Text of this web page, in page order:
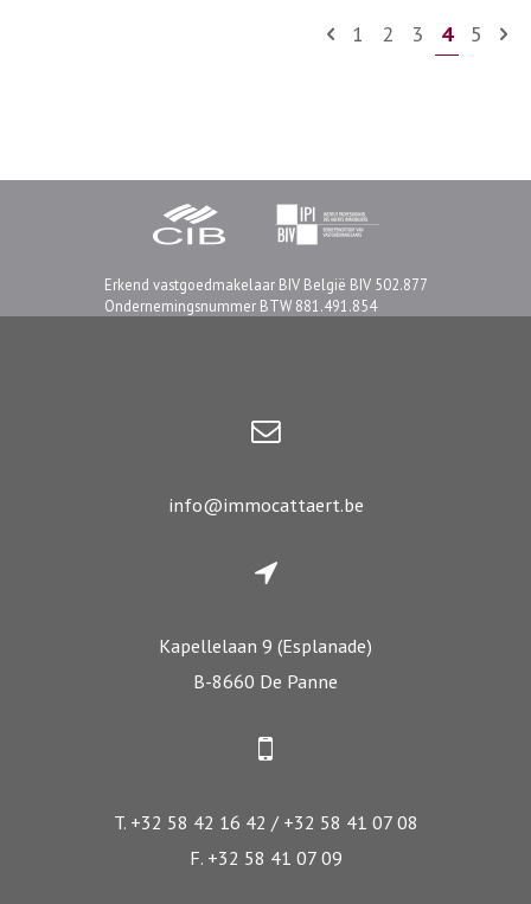
1 2 3 4 5
Erkend vastgoedmakelaar BIV België BIV 502.877
Ondernemingsnummer BTW 881.491.854
info@immocattaert.be
Kapellelaan 9 (Esplanade)
B-8660 De Panne
T. +32 58 42 16 42 / +32 58 41 07 08
F. +32 58 41 07 09